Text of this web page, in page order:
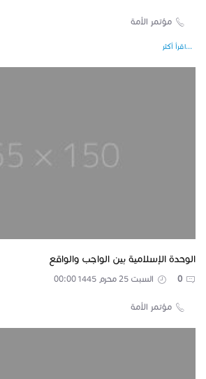
مؤتمر الأمة
...اقرأ أكثر
‏الوحدة الإسلامية ‏بين الواجب والواقع
السبت 25 محرم 1445 00:00
مؤتمر الأمة